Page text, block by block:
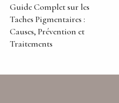
Guide Complet sur les
Taches Pigmentaires :
Causes, Prévention et
Traitements